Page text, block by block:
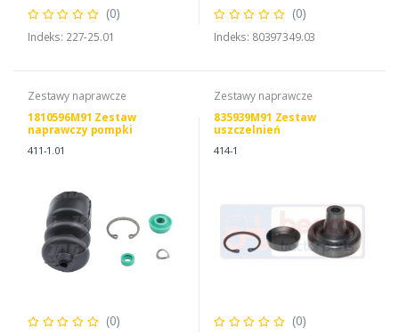
(0)
Indeks: 227-25.01
(0)
Indeks: 80397349.03
Zestawy naprawcze
1810596M91 Zestaw
naprawczy pompki
411-1.01
(0)
Zestawy naprawcze
835939M91 Zestaw
uszczelnień
414-1
(0)